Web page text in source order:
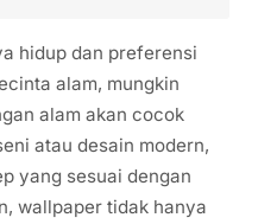
hidup dan preferensi
alam, mungkin
alam akan cocok
atau desain modern,
yang sesuai dengan
wallpaper tidak hanya